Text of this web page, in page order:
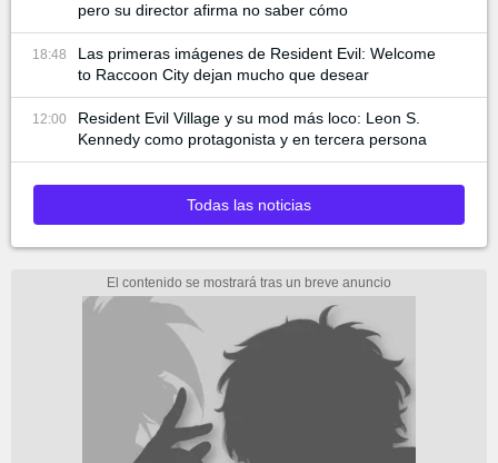
pero su director afirma no saber cómo
18:48
Las primeras imágenes de Resident Evil: Welcome
to Raccoon City dejan mucho que desear
12:00
Resident Evil Village y su mod más loco: Leon S.
Kennedy como protagonista y en tercera persona
Todas las noticias